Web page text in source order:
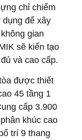
chỉ chiếm
để xây
gian
sẽ kiến tạo
và cao cấp.
được thiết
45 tầng 1
cấp 3.900
khúc cao
trí 9 thang